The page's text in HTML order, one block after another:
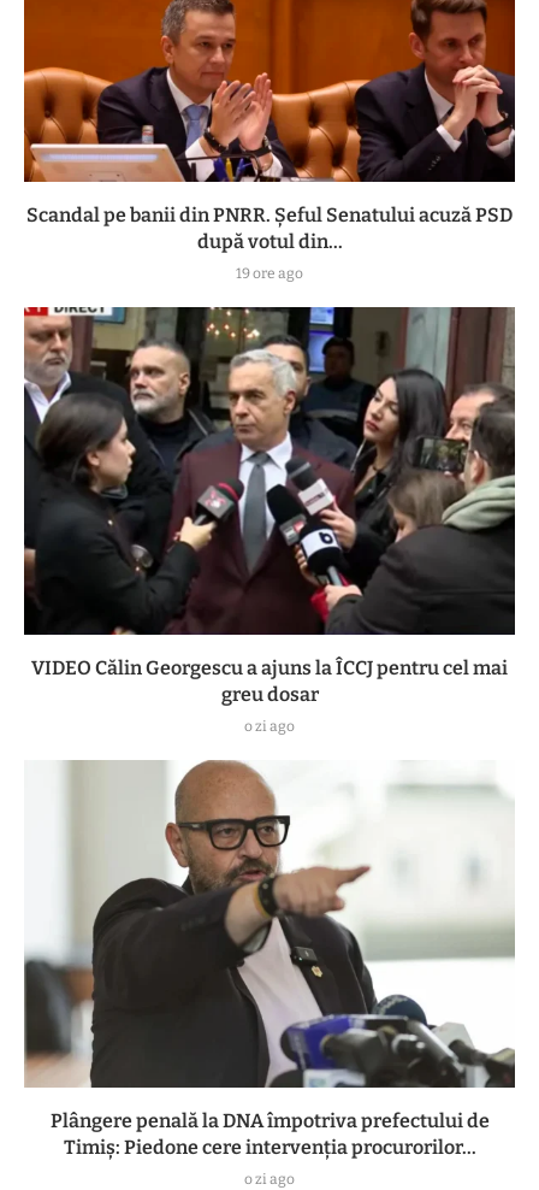
Scandal pe banii din PNRR. Șeful Senatului acuză PSD
după votul din...
19 ore ago
VIDEO Călin Georgescu a ajuns la ÎCCJ pentru cel mai
greu dosar
o zi ago
Plângere penală la DNA împotriva prefectului de
Timiș: Piedone cere intervenția procurorilor...
o zi ago